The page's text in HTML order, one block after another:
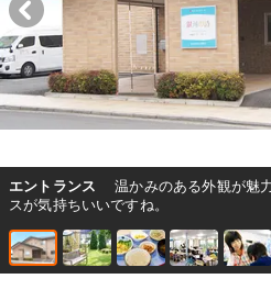
エントランス
温かみのある外観が魅
スが気持ちいいですね。